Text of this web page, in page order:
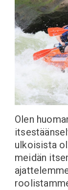
Olen
ulkoisista
meidän